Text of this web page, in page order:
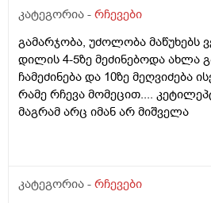
არა.მაშონ ანაფილაქსია ხომ არ
ცუდათ ვხდებინშოშოსგან მარტო
ონტელექტოც ანაფილაქსიას
როზა
კატეგორია - რჩევები
გამარჯობა, უძოლობა მაწუხებს
დილის 4-5ზე მეძინებოდა ახლა
ჩამეძინება და 10ზე მეღვიძება
რამე რჩევა მომეცით....
მაგრამ არც იმან არ მიშველა
კატეგორია - რჩევები